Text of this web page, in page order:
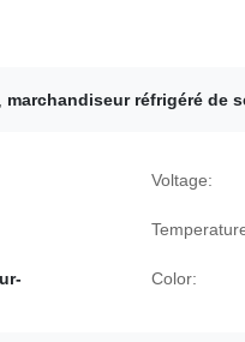
marchandiseur réfrigéré de
Voltage:
Color: